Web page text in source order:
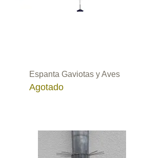
Espanta Gaviotas y Aves
Agotado